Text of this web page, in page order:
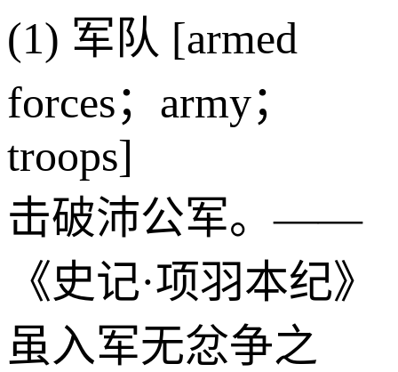
(1) 军队 [armed
forces；army；
troops]
击破沛公军。——
《史记·项羽本纪》
虽入军无忿争之